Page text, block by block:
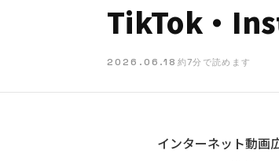
TikTok・
2026.06.18 約7分で読めます
インターネット動画